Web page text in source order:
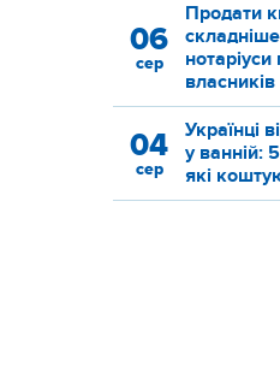
06
сер
Продати
нотаріуси
власників
04
сер
Українці
у ванній:
які